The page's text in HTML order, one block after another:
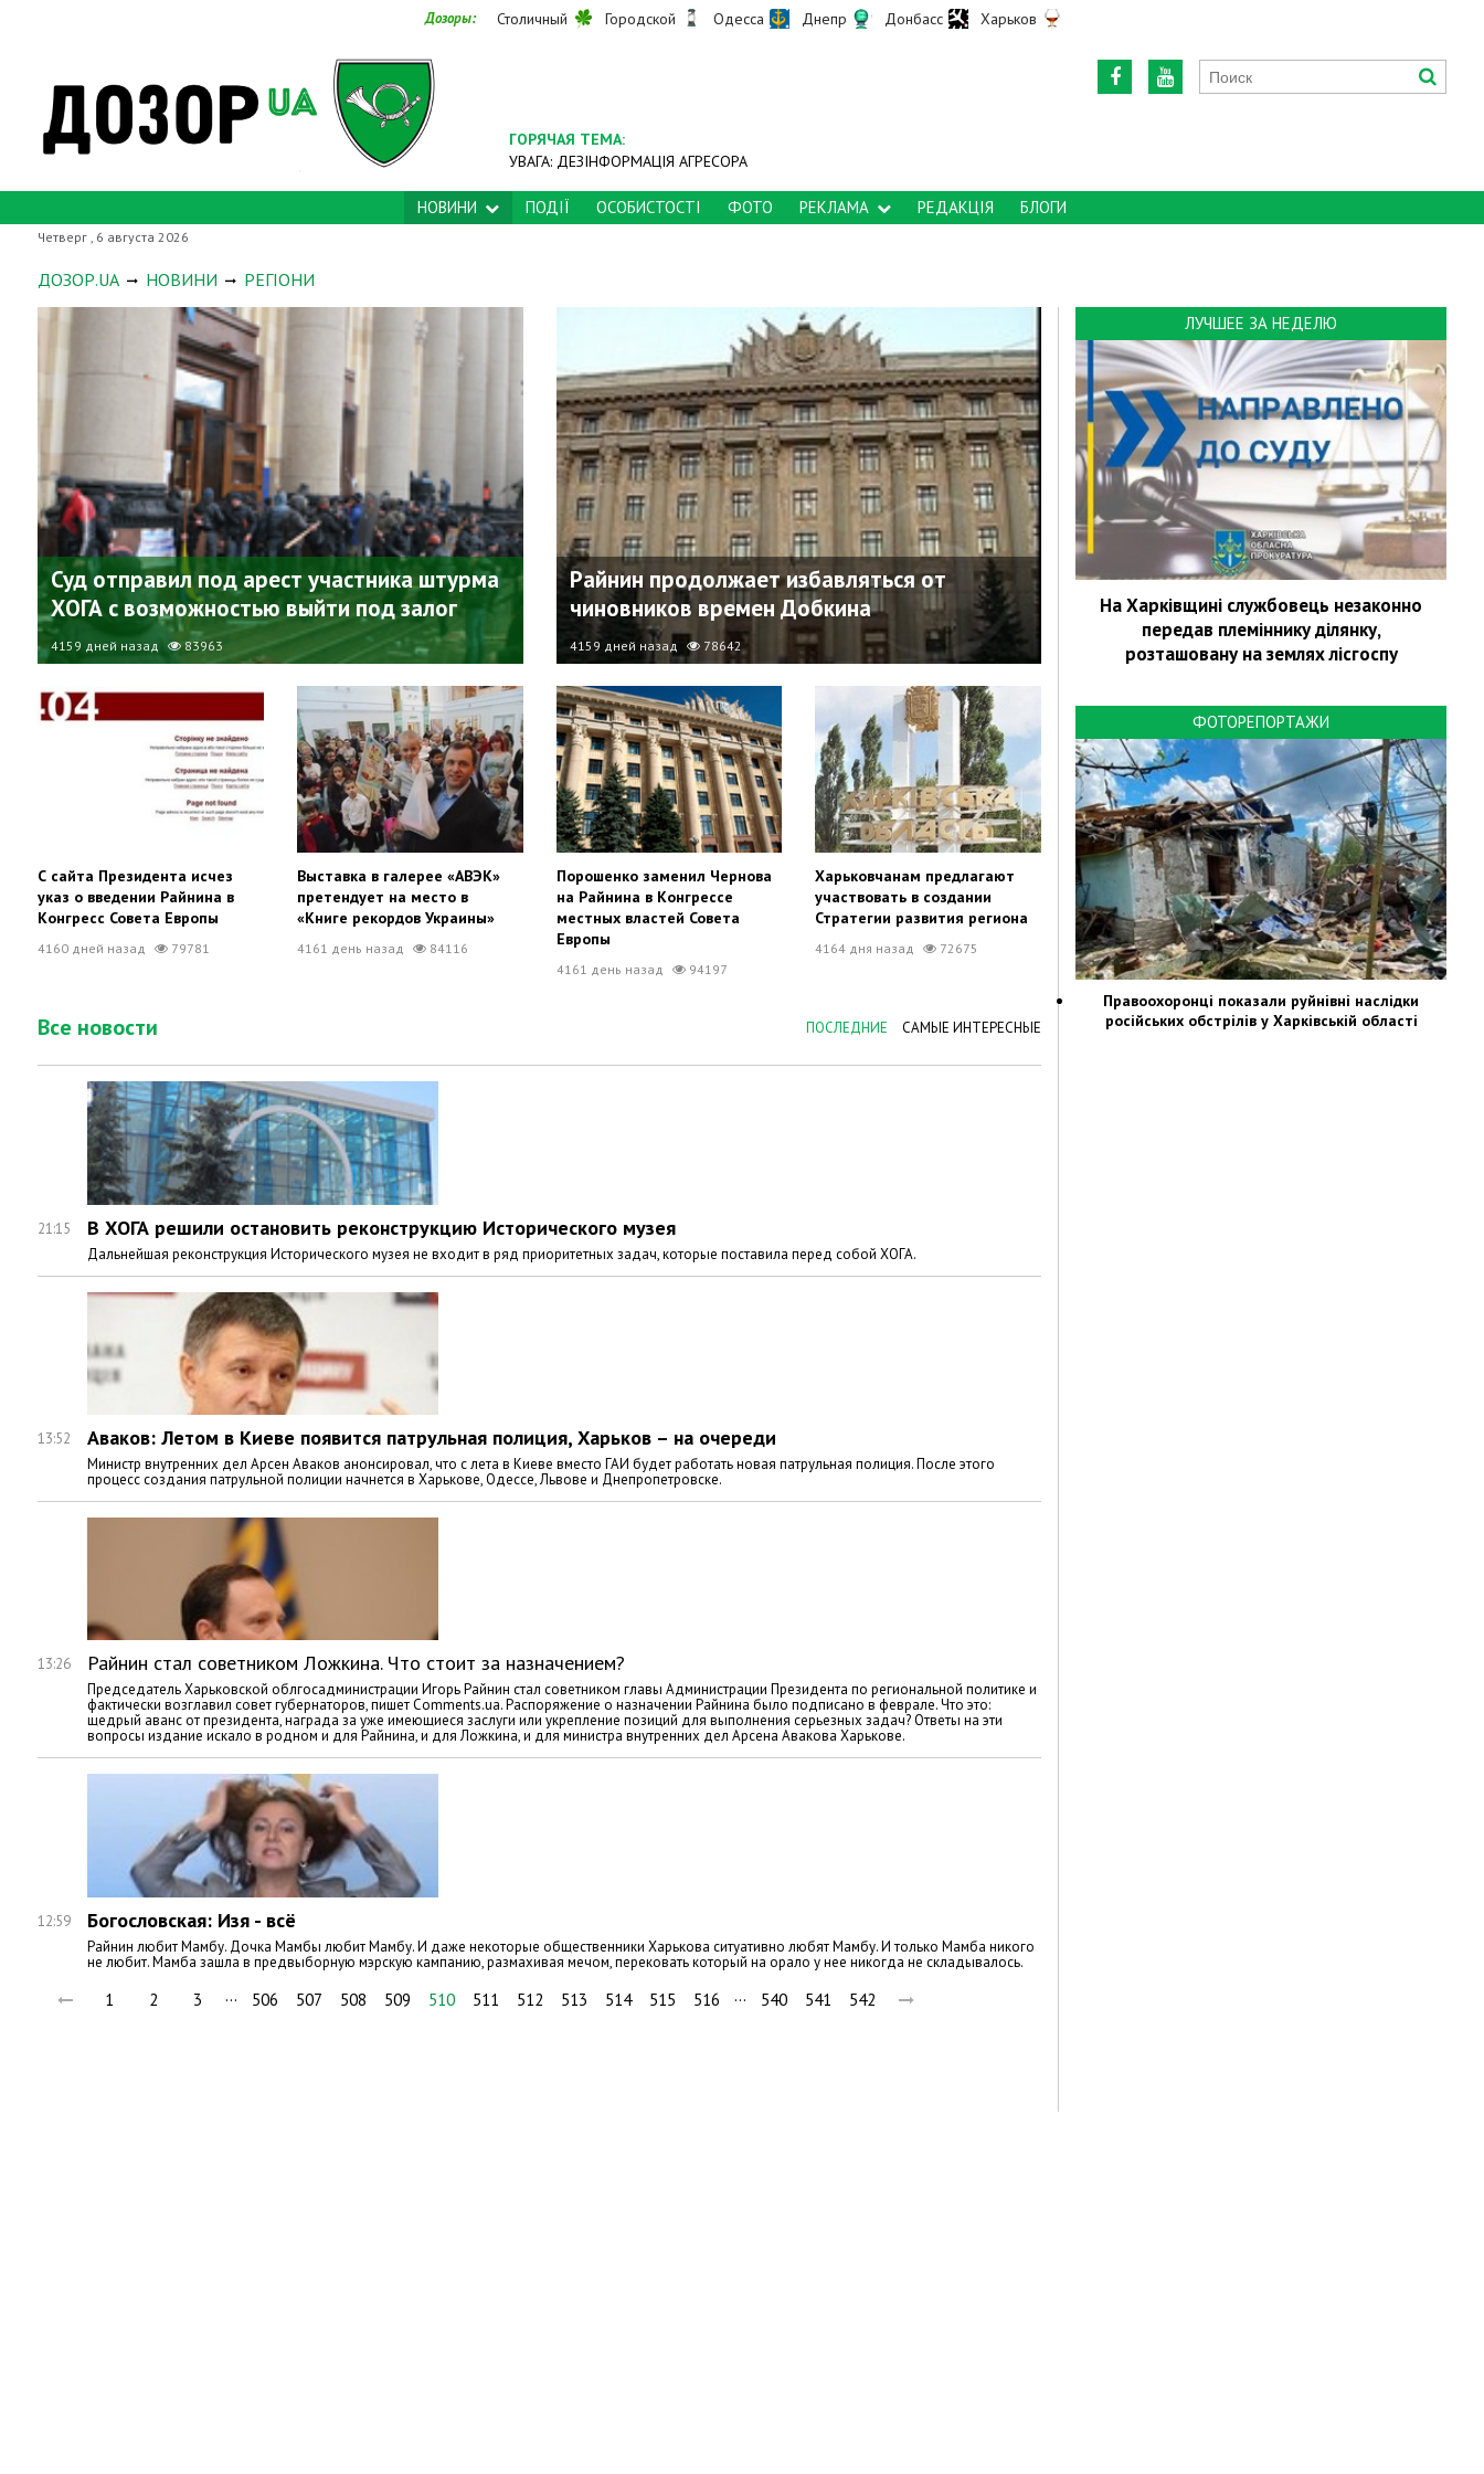
Дозоры: Столичный Городской Одесса Днепр Донбасс Харьков
ГОРЯЧАЯ ТЕМА:
УВАГА: ДЕЗІНФОРМАЦІЯ АГРЕСОРА
НОВИНИ ПОДІЇ ОСОБИСТОСТІ ФОТО РЕКЛАМА РЕДАКЦІЯ БЛОГИ
Четверг , 6 августа 2026
ДОЗОР.UA НОВИНИ РЕГІОНИ
Суд отправил под арест участника штурма
ХОГА с возможностью выйти под залог
4159 дней назад 83963
Райнин продолжает избавляться от
чиновников времен Добкина
4159 дней назад 78642
С сайта Президента исчез
указ о введении Райнина в
Конгресс Совета Европы
4160 дней назад 79781
Выставка в галерее «АВЭК»
претендует на место в
«Книге рекордов Украины»
4161 день назад 84116
Порошенко заменил Чернова
на Райнина в Конгрессе
местных властей Совета
Европы
4161 день назад 94197
Харьковчанам предлагают
участвовать в создании
Стратегии развития региона
4164 дня назад 72675
Все новости ПОСЛЕДНИЕ САМЫЕ ИНТЕРЕСНЫЕ
21:15 В ХОГА решили остановить реконструкцию Исторического музея
Дальнейшая реконструкция Исторического музея не входит в ряд приоритетных задач, которые поставила перед собой ХОГА.
13:52 Аваков: Летом в Киеве появится патрульная полиция, Харьков – на очереди
Министр внутренних дел Арсен Аваков анонсировал, что с лета в Киеве вместо ГАИ будет работать новая патрульная полиция. После этого
процесс создания патрульной полиции начнется в Харькове, Одессе, Львове и Днепропетровске.
13:26 Райнин стал советником Ложкина. Что стоит за назначением?
Председатель Харьковской облгосадминистрации Игорь Райнин стал советником главы Администрации Президента по региональной политике и
фактически возглавил совет губернаторов, пишет Comments.ua. Распоряжение о назначении Райнина было подписано в феврале. Что это:
щедрый аванс от президента, награда за уже имеющиеся заслуги или укрепление позиций для выполнения серьезных задач? Ответы на эти
вопросы издание искало в родном и для Райнина, и для Ложкина, и для министра внутренних дел Арсена Авакова Харькове.
12:59 Богословская: Изя - всё
Райнин любит Мамбу. Дочка Мамбы любит Мамбу. И даже некоторые общественники Харькова ситуативно любят Мамбу. И только Мамба никого
не любит. Мамба зашла в предвыборную мэрскую кампанию, размахивая мечом, перековать который на орало у нее никогда не складывалось.
1 2 3 … 506 507 508 509 510 511 512 513 514 515 516 … 540 541 542
ЛУЧШЕЕ ЗА НЕДЕЛЮ
На Харківщині службовець незаконно
передав племіннику ділянку,
розташовану на землях лісгоспу
ФОТОРЕПОРТАЖИ
Правоохоронці показали руйнівні наслідки
російських обстрілів у Харківській області